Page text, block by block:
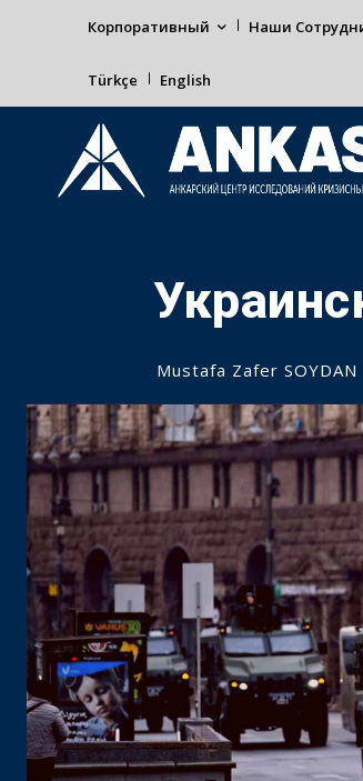
Корпоративный Наши
Türkçe English
Mustafa Zafer SOYDAN